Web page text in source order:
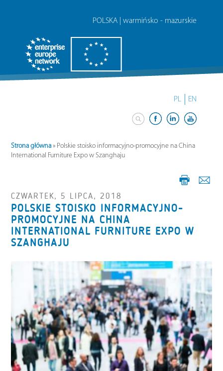
POLSKA | warmińsko - mazurskie
PL EN
Strona główna » Polskie stoisko informacyjno-promocyjne na China
International Furniture Expo w Szanghaju
CZWARTEK, 5 LIPCA, 2018
POLSKIE STOISKO INFORMACYJNO-
PROMOCYJNE NA CHINA
INTERNATIONAL FURNITURE EXPO W
SZANGHAJU